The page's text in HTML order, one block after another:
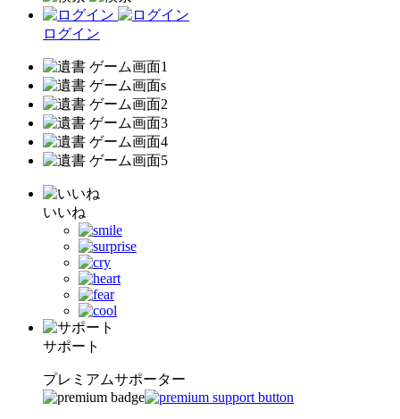
ログイン
いいね
サポート
プレミアムサポーター